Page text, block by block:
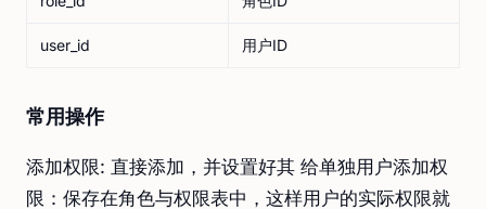
user_id 用户ID
常用操作
添加权限: 直接添加，并设置好其 给单独用户添加权
限：保存在角色与权限表中，这样用户的实际权限就